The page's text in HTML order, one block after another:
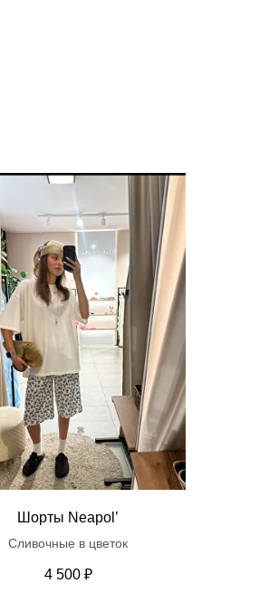
Шорты Neapol’
Сливочные в цветок
4 500 ₽